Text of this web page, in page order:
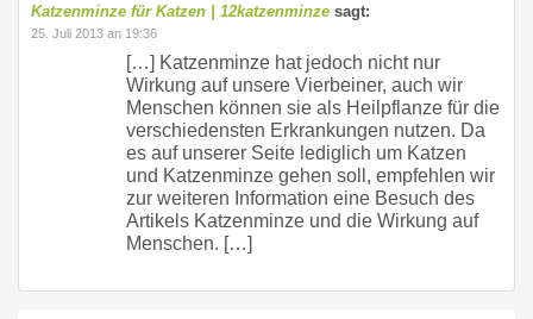
Katzenminze für Katzen | 12katzenminze sagt:
25. Juli 2013 an 19:36
[…] Katzenminze hat jedoch nicht nur
Wirkung auf unsere Vierbeiner, auch wir
Menschen können sie als Heilpflanze für die
verschiedensten Erkrankungen nutzen. Da
es auf unserer Seite lediglich um Katzen
und Katzenminze gehen soll, empfehlen wir
zur weiteren Information eine Besuch des
Artikels Katzenminze und die Wirkung auf
Menschen. […]